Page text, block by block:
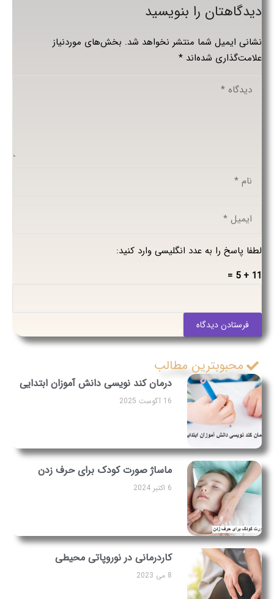
دیدگاهتان را بنویسید
نشانی ایمیل شما منتشر نخواهد شد. بخش‌های موردنیاز
علامت‌گذاری شده‌اند *
لطفا پاسخ را به عدد انگلیسی وارد کنید:
11 + 5 =
فرستادن دیدگاه
محبوبترین مطالب
درمان کند نویسی دانش آموزان ابتدایی
16 آگوست 2025
ماساژ صورت کودک برای حرف زدن
6 اکتبر 2024
کاردرمانی در نوروپاتی محیطی
8 می 2023